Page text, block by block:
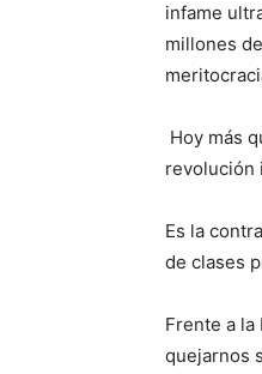
infame
millones
Hoy más
revolución
Es la
de clases
Frente a
quejarnos